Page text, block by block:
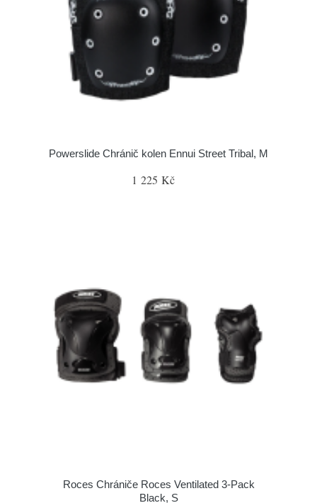
Powerslide Chránič kolen Ennui Street Tribal, M
1 225 Kč
Roces Chrániče Roces Ventilated 3-Pack
Black, S